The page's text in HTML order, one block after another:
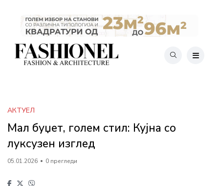
АКТУЕЛ
Мал буџет, голем стил: Кујна со
луксузен изглед
05.01.2026 0 прегледи